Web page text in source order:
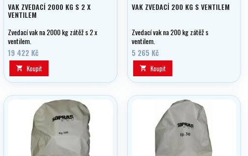
VAK ZVEDACÍ 2000 KG S 2 X
VENTILEM
Zvedací vak na 2000 kg zátěž s 2 x
ventilem.
19 422 Kč
 Koupit
VAK ZVEDACÍ 200 KG S VENTILEM
Zvedací vak na 200 kg zátěž s
ventilem.
5 265 Kč
 Koupit